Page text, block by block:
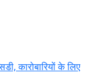
कारोबारियों के लिए